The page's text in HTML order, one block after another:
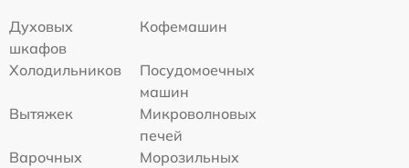
Духовых
шкафов
Кофемашин
Холодильников
Посудомоечных
машин
Вытяжек
Микроволновых
печей
Варочных
Морозильных